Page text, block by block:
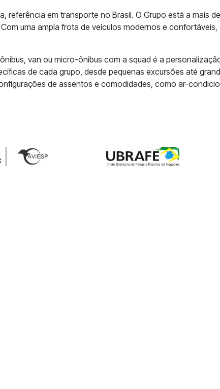
referência em transporte no Brasil. O Grupo está a mais
uma ampla frota de veículos modernos e
van ou micro-ônibus com a squad é a
de cada grupo, desde pequenas excursões até
de assentos e comodidades, como ar-